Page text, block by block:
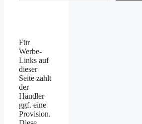
Für
Werbe-
Links auf
dieser
Seite zahlt
der
Händler
ggf. eine
Provision.